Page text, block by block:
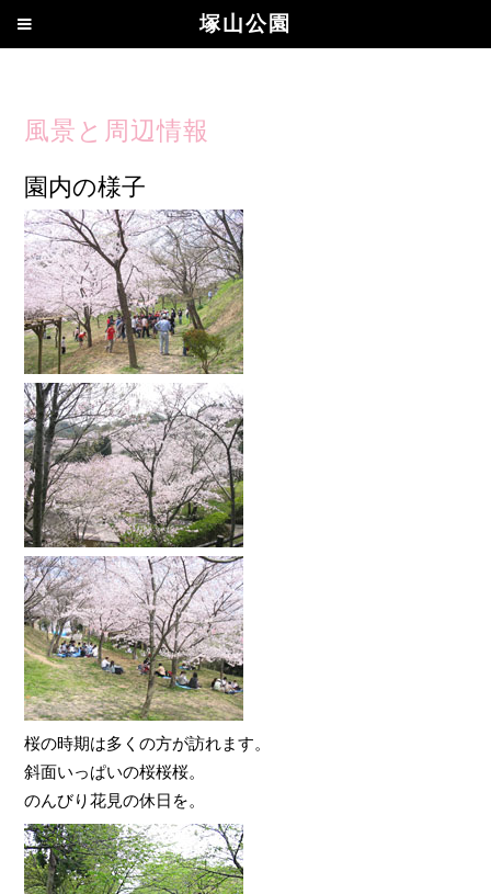
風景と周辺情報
園内の様子
桜の時期は多くの方が訪れます。
斜面いっぱいの桜桜桜。
のんびり花見の休日を。
塚山公園